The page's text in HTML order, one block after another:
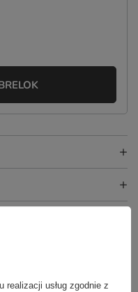
usług zgodnie z